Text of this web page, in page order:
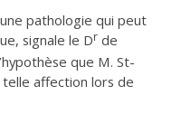
pathologie qui peut
signale le Dr de
que M. St-
affection lors de